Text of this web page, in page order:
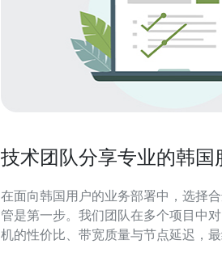
技术团队分享专业的韩国
在面向韩国用户的业务部署中，选择
管是第一步。我们团队在多个项目中
机的性价比、带宽质量与节点延迟，